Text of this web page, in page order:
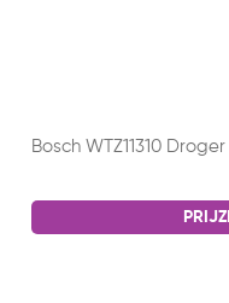
Bosch WTZ11310